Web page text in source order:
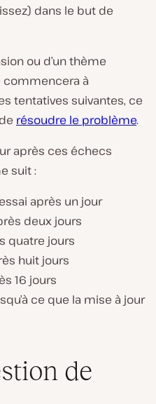
dans le but de
ou d’un thème
commencera à
tentatives suivantes, ce
résoudre le problème.
après ces échecs
suit :
après un jour
deux jours
quatre jours
huit jours
16 jours
ce que la mise à jour
de